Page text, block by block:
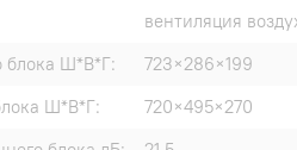
вентиляция
блока Ш*В*Г:
723×286×199
Ш*В*Г:
720×495×270